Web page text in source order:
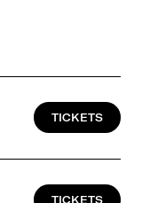
TICKETS
TICKETS